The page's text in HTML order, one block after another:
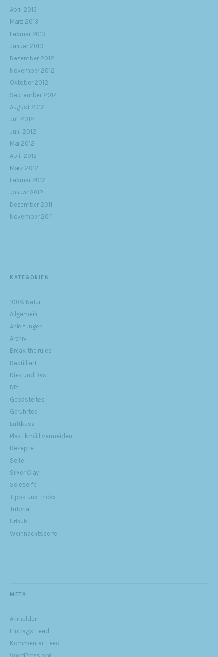
April 2013
März 2013
Februar 2013
Januar 2013
Dezember 2012
November 2012
Oktober 2012
September 2012
August 2012
Juli 2012
Juni 2012
Mai 2012
April 2012
März 2012
Februar 2012
Januar 2012
Dezember 2011
November 2011
KATEGORIEN
100% Natur
Allgemein
Anleitungen
Archiv
Break the rules
Destilliert
Dies und Das
DIY
Gebasteltes
Gerührtes
Luftkuss
Plastikmüll vermeiden
Rezepte
Seife
Silver Clay
Soleseife
Tipps und Tricks
Tutorial
Urlaub
Weihnachtsseife
META
Anmelden
Eintrags-Feed
Kommentar-Feed
WordPress.org